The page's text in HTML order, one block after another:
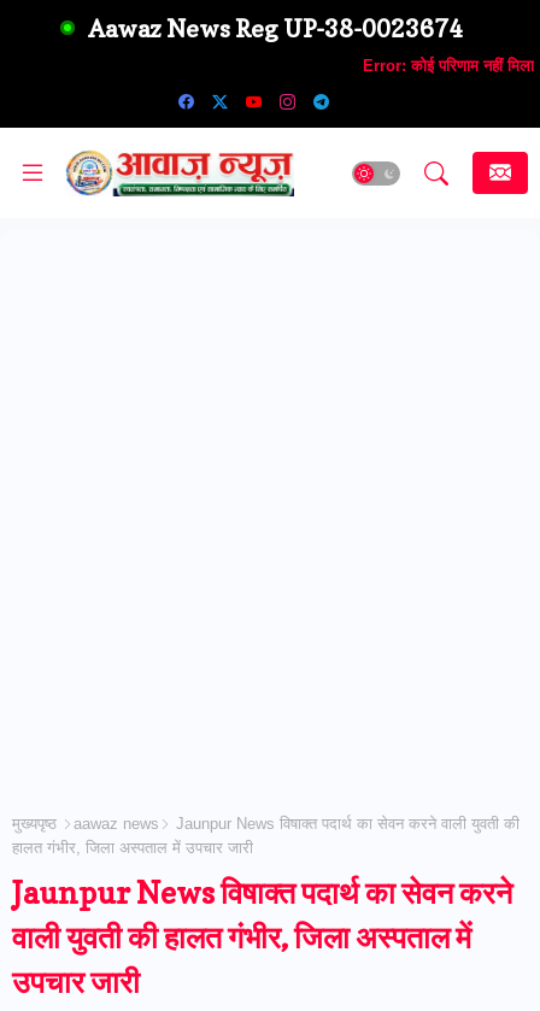
Aawaz News Reg UP-38-0023674
Error: कोई परिणाम नहीं मिला
मुख्यपृष्ठ aawaz news
Jaunpur News विषाक्त पदार्थ का सेवन करने वाली युवती की
हालत गंभीर, जिला अस्पताल में उपचार जारी
Jaunpur News विषाक्त पदार्थ का सेवन करने
वाली युवती की हालत गंभीर, जिला अस्पताल में
उपचार जारी